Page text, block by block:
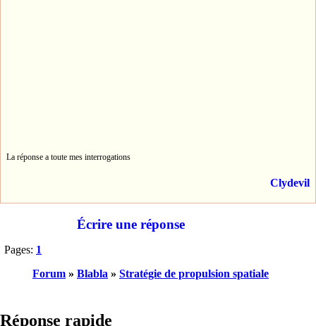
La réponse a toute mes interrogations
Clydevil
Écrire une réponse
Pages: 1
Forum » Blabla » Stratégie de propulsion spatiale
Réponse rapide